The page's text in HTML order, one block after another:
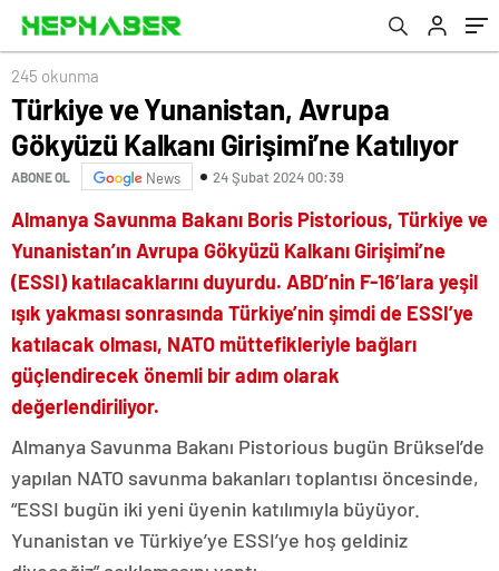
245 okunma
Türkiye ve Yunanistan, Avrupa
Gökyüzü Kalkanı Girişimi’ne Katılıyor
ABONE OL News 24 Şubat 2024 00:39
Almanya Savunma Bakanı Boris Pistorious, Türkiye ve
Yunanistan’ın Avrupa Gökyüzü Kalkanı Girişimi’ne
(ESSI) katılacaklarını duyurdu. ABD’nin F-16’lara yeşil
ışık yakması sonrasında Türkiye’nin şimdi de ESSI’ye
katılacak olması, NATO müttefikleriyle bağları
güçlendirecek önemli bir adım olarak
değerlendiriliyor.
Almanya Savunma Bakanı Pistorious bugün Brüksel’de
yapılan NATO savunma bakanları toplantısı öncesinde,
“ESSI bugün iki yeni üyenin katılımıyla büyüyor.
Yunanistan ve Türkiye’ye ESSI’ye hoş geldiniz